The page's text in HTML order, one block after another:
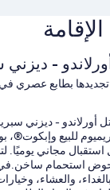
- ديزني
أورلاندو - ديزني
للبيع
مجاني يوميًا.
والعشاء،